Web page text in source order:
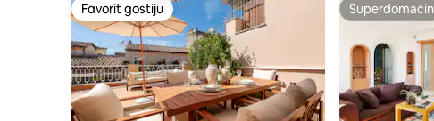
Favorit gostiju
Favorit gostiju Superdomaćin
Superdomaćin